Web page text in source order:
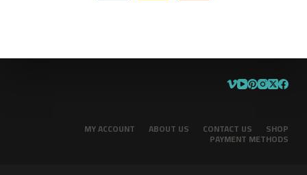
SHOP
CONTACT US
ABOUT US
MY ACCOUNT
PAYMENT METHODS